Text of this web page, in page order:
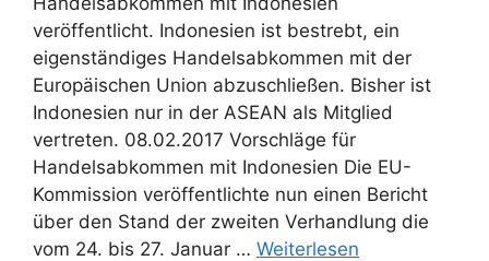
veröffentlicht. Indonesien ist bestrebt, ein
eigenständiges Handelsabkommen mit der
Europäischen Union abzuschließen. Bisher ist
Indonesien nur in der ASEAN als Mitglied
vertreten. 08.02.2017 Vorschläge für
Handelsabkommen mit Indonesien Die EU-
Kommission veröffentlichte nun einen Bericht
über den Stand der zweiten Verhandlung die
vom 24. bis 27. Januar … Weiterlesen